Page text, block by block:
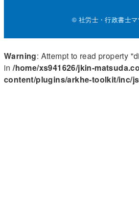
© 社労士・行政書士
Warning: Attempt to read property
in/home/xs941626/jkin-
content/plugins/arkhe-toolkit/inc/